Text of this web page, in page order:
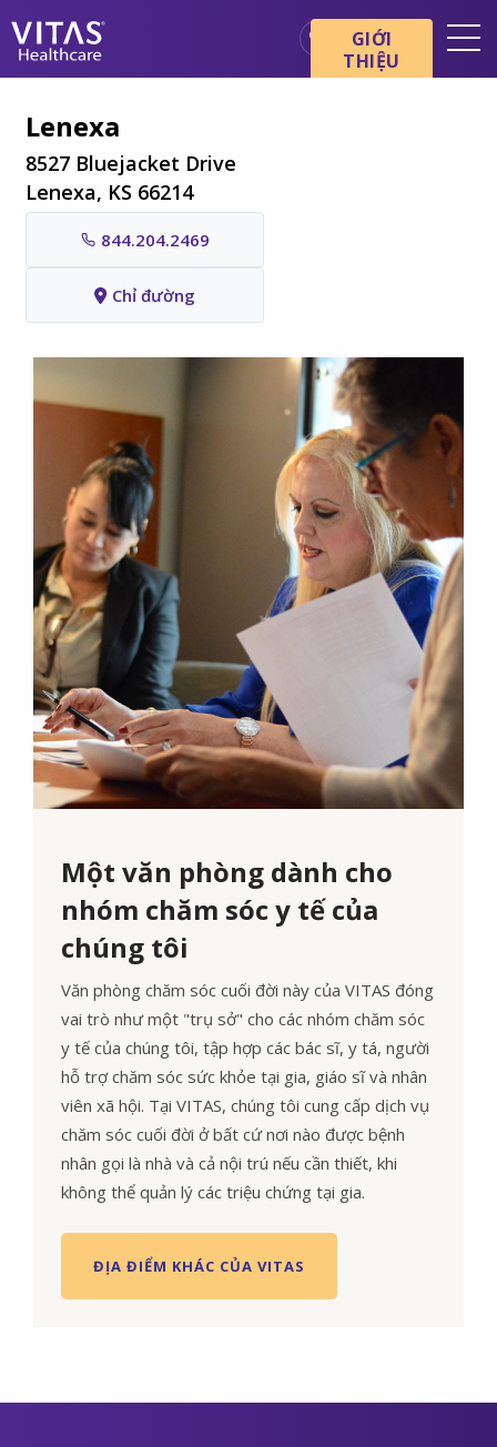
Cơ bản về chăm sóc cuối đời
Dịch vụ
khỏe
Gia đình và người chăm sóc
GIỚI
THIỆU
Lenexa
8527 Bluejacket Drive
Lenexa, KS 66214
844.204.2469
Chỉ đường
Một văn phòng dành cho
nhóm chăm sóc y tế của
chúng tôi
Văn phòng chăm sóc cuối đời này của VITAS đóng
vai trò như một "trụ sở" cho các nhóm chăm sóc
y tế của chúng tôi, tập hợp các bác sĩ, y tá, người
hỗ trợ chăm sóc sức khỏe tại gia, giáo sĩ và nhân
viên xã hội. Tại VITAS, chúng tôi cung cấp dịch vụ
chăm sóc cuối đời ở bất cứ nơi nào được bệnh
nhân gọi là nhà và cả nội trú nếu cần thiết, khi
không thể quản lý các triệu chứng tại gia.
ĐỊA ĐIỂM KHÁC CỦA VITAS